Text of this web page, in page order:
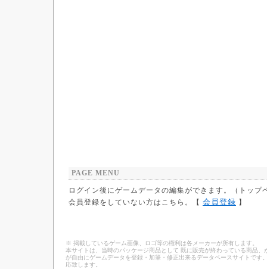
PAGE MENU
ログイン後にゲームデータの編集ができます。（トッ
会員登録をしていない方はこちら。【 会員登録 】
※ 掲載しているゲーム画像、ロゴ等の権利は各メーカーが所有します。
本サイトは、当時のパッケージ商品として 既に販売が終わっている商品
が自由にゲームデータを登録・加筆・修正出来るデータベースサイトで
応致します。